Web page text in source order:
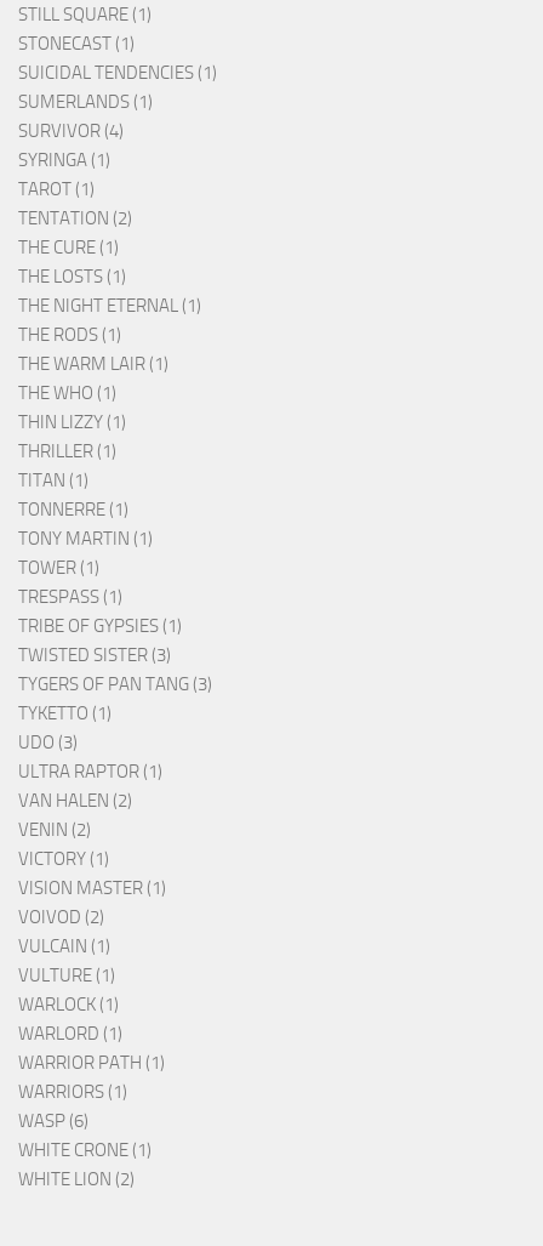
STILL SQUARE (1)
STONECAST (1)
SUICIDAL TENDENCIES (1)
SUMERLANDS (1)
SURVIVOR (4)
SYRINGA (1)
TAROT (1)
TENTATION (2)
THE CURE (1)
THE LOSTS (1)
THE NIGHT ETERNAL (1)
THE RODS (1)
THE WARM LAIR (1)
THE WHO (1)
THIN LIZZY (1)
THRILLER (1)
TITAN (1)
TONNERRE (1)
TONY MARTIN (1)
TOWER (1)
TRESPASS (1)
TRIBE OF GYPSIES (1)
TWISTED SISTER (3)
TYGERS OF PAN TANG (3)
TYKETTO (1)
UDO (3)
ULTRA RAPTOR (1)
VAN HALEN (2)
VENIN (2)
VICTORY (1)
VISION MASTER (1)
VOIVOD (2)
VULCAIN (1)
VULTURE (1)
WARLOCK (1)
WARLORD (1)
WARRIOR PATH (1)
WARRIORS (1)
WASP (6)
WHITE CRONE (1)
WHITE LION (2)